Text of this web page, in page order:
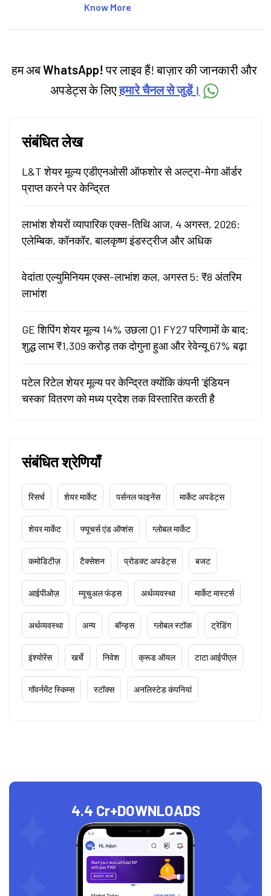
articles on the stock market, IPO, economy,
categories.
Know More
हम अबWhatsApp! पर लाइव हैं! बाज़ार की जानकारी और
अपडेट्स के लिएहमारे चैनल से जुड़ें।
संबंधित लेख
L&T शेयर मूल्य एडीएनओसी ऑफशोर से अल्ट्रा-मेगा ऑर्डर
प्राप्त करने पर केन्द्रित
लाभांश शेयरों व्यापारिक एक्स-तिथि आज, 4 अगस्त, 2026:
एलेम्बिक, कॉनकॉर, बालकृष्ण इंडस्ट्रीज और अधिक
वेदांता एल्युमिनियम एक्स-लाभांश कल, अगस्त 5: ₹8 अंतरिम
लाभांश
GE शिपिंग शेयर मूल्य 14% उछला Q1 FY27 परिणामों के बाद:
शुद्ध लाभ ₹1,309 करोड़ तक दोगुना हुआ और रेवेन्यू 67% बढ़ा
पटेल रिटेल शेयर मूल्य पर केन्द्रित क्योंकि कंपनी 'इंडियन
चस्का' वितरण को मध्य प्रदेश तक विस्तारित करती है
संबंधित श्रेणियाँ
रिसर्च शेयर मार्केट पर्सनल फाइनेंस मार्केट अपडेट्स
शेयर मार्केट फ्यूचर्स एंड ऑप्शंस ग्लोबल मार्केट
कमोडिटीज़ टैक्सेशन प्रोडक्ट अपडेट्स बजट
आईपीओज़ म्यूचुअल फंड्स अर्थव्यवस्था मार्केट मास्टर्स
अर्थव्यवस्था अन्य बॉन्ड्स ग्लोबल स्टॉक ट्रेडिंग
इंश्योरेंस खर्चे निवेश क्रूड ऑयल टाटा आईपीएल
गॉवर्नमेंट स्किम्स स्टॉक्स अनलिस्टेड कंपनियां
4.4 Cr+DOWNLOADS